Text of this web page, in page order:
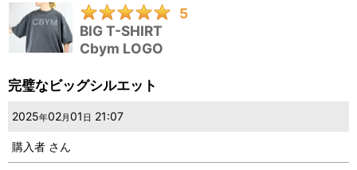
5
BIG T-SHIRT
Cbym LOGO
完璧なビッグシルエット
2025年02月01 日 21:07
購入者 さん